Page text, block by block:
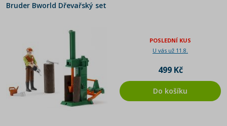
Bruder Bworld Dřevařský set
POSLEDNÍ KUS
U vás už 11.8.
499 Kč
Do košíku